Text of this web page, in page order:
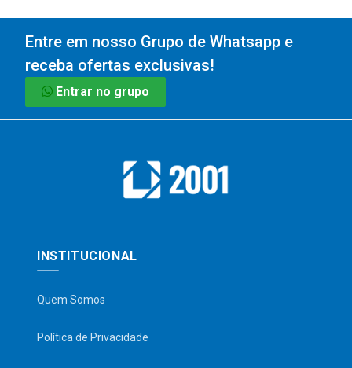
Entre em nosso Grupo de Whatsapp e
receba ofertas exclusivas!
Entrar no grupo
INSTITUCIONAL
Quem Somos
Política de Privacidade